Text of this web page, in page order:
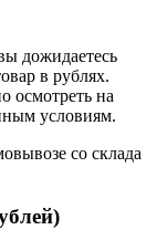
дожидаетесь
в рублях.
осмотреть на
условиям.
со склада